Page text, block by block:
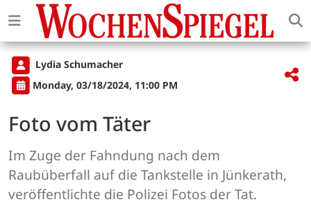
Lydia Schumacher
Monday, 03/18/2024, 11:00 PM
Foto vom Täter
Im Zuge der Fahndung nach dem
Raubüberfall auf die Tankstelle in Jünkerath,
veröffentlichte die Polizei Fotos der Tat.